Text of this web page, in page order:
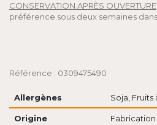
CONSERVATION APRÈS OUVERTURE
préférence sous deux semaines
Référence : 0309475490
Allergènes Soja, Fruits
Origine Fabrication